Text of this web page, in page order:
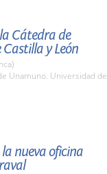
Cátedra de
y León
Unamuno. Universidad de
nueva oficina